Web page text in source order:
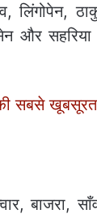
लिंगोपेन,
और
सबसे
बाजरा,